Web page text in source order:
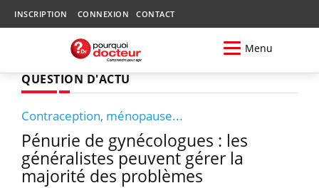
INSCRIPTION CONNEXION CONTACT
Menu
QUESTION D'ACTU
Contraception, ménopause...
Pénurie de gynécologues : les
généralistes peuvent gérer la
majorité des problèmes